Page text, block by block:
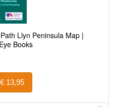
Llyn Peninsula Map |
Books
Bestel € 13,95